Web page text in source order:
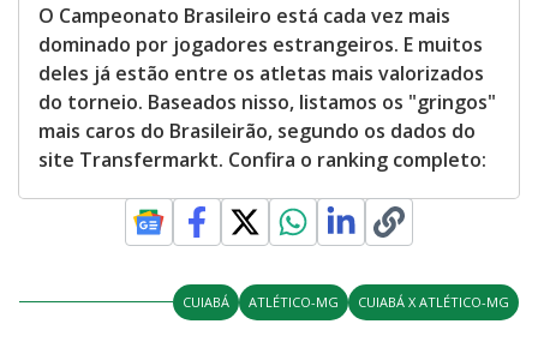
O Campeonato Brasileiro está cada vez mais
dominado por jogadores estrangeiros. E muitos
deles já estão entre os atletas mais valorizados
do torneio. Baseados nisso, listamos os "gringos"
mais caros do Brasileirão, segundo os dados do
site Transfermarkt. Confira o ranking completo:
CUIABÁ ATLÉTICO-MG CUIABÁ X ATLÉTICO-MG